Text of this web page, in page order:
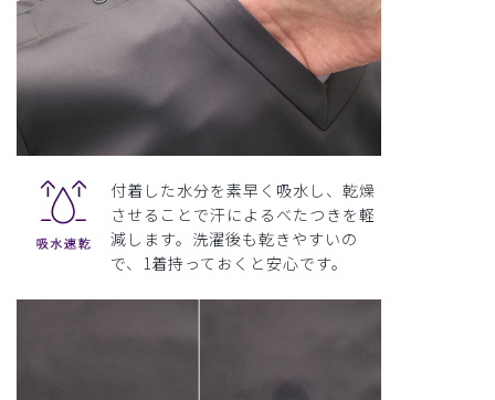
付着した水分を素早く吸水し、乾燥
させることで汗によるべたつきを軽
減します。洗濯後も乾きやすいの
で、1着持っておくと安心です。